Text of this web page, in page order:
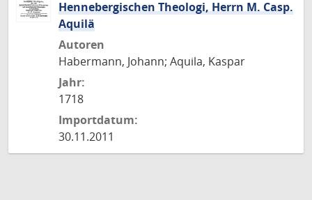
Hennebergischen Theologi, Herrn M. Casp.
Aquilä
Autoren
Habermann, Johann; Aquila, Kaspar
Jahr:
1718
Importdatum:
30.11.2011